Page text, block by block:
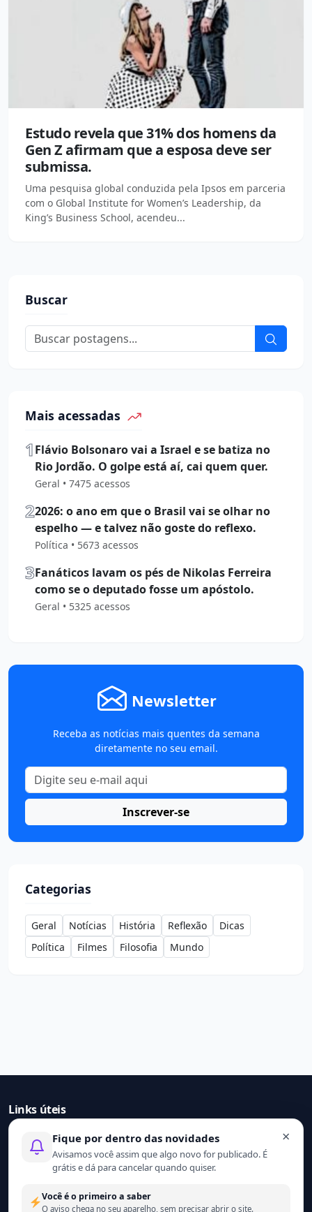
Estudo revela que 31% dos homens da
Gen Z afirmam que a esposa deve ser
submissa.
Uma pesquisa global conduzida pela Ipsos em parceria
com o Global Institute for Women’s Leadership, da
King’s Business School, acendeu...
Buscar
Mais acessadas
1Flávio Bolsonaro vai a Israel e se batiza no
Rio Jordão. O golpe está aí, cai quem quer.
Geral • 7475 acessos
22026: o ano em que o Brasil vai se olhar no
espelho — e talvez não goste do reflexo.
Política • 5673 acessos
3Fanáticos lavam os pés de Nikolas Ferreira
como se o deputado fosse um apóstolo.
Geral • 5325 acessos
Newsletter
Receba as notícias mais quentes da semana
diretamente no seu email.
Inscrever-se
Categorias
Geral Notícias História Reflexão
Dicas
Política
Filmes Filosofia Mundo
Links úteis
Início
Contato
Sobre nós
Termo de uso
Política de privacidade
×
Fique por dentro das novidades
Avisamos você assim que algo novo for publicado. É
grátis e dá para cancelar quando quiser.
Você é o primeiro a saber
O aviso chega no seu aparelho, sem precisar abrir o site.